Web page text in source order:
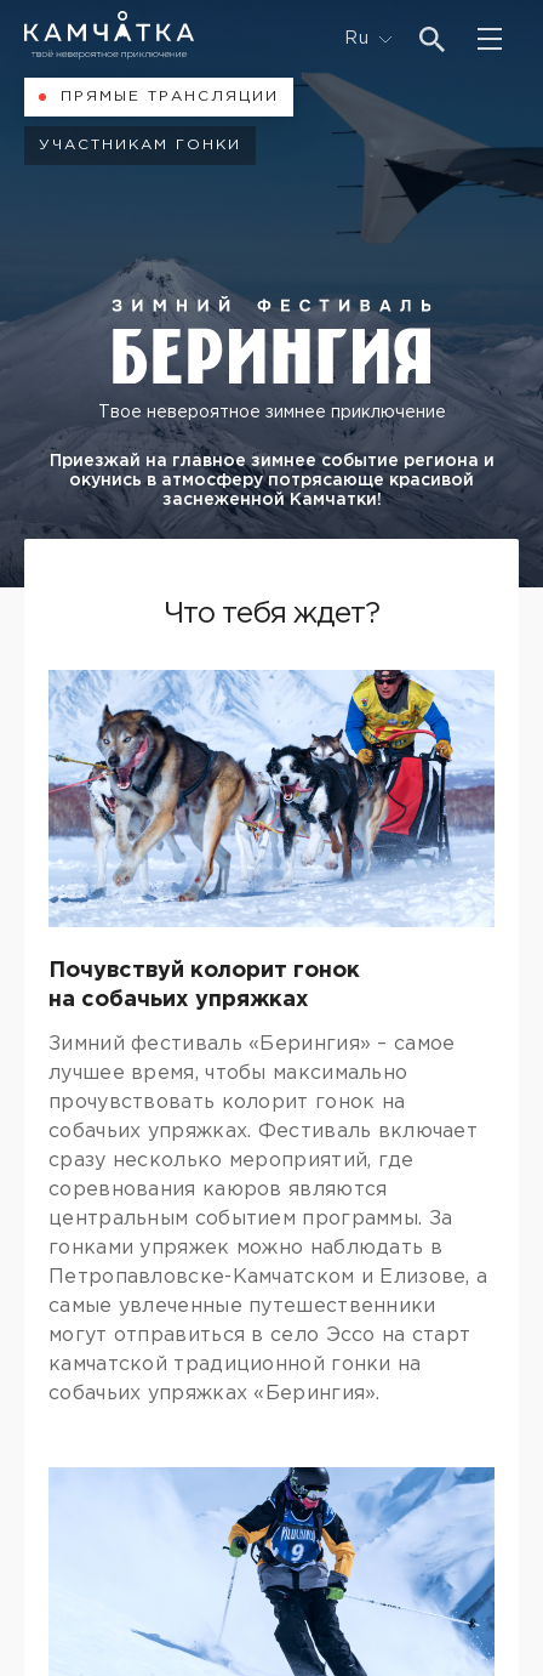
Ru
ПРЯМЫЕ ТРАНСЛЯЦИИ
УЧАСТНИКАМ ГОНКИ
Твое невероятное зимнее приключение
Приезжай на главное зимнее событие региона и
окунись в атмосферу потрясающе красивой
заснеженной Камчатки!
Что тебя ждет?
Почувствуй колорит гонок
на собачьих упряжках
Зимний фестиваль «Берингия» – самое
лучшее время, чтобы максимально
прочувствовать колорит гонок на
собачьих упряжках. Фестиваль включает
сразу несколько мероприятий, где
соревнования каюров являются
центральным событием программы. За
гонками упряжек можно наблюдать в
Петропавловске-Камчатском и Елизове, а
самые увлеченные путешественники
могут отправиться в село Эссо на старт
камчатской традиционной гонки на
собачьих упряжках «Берингия».